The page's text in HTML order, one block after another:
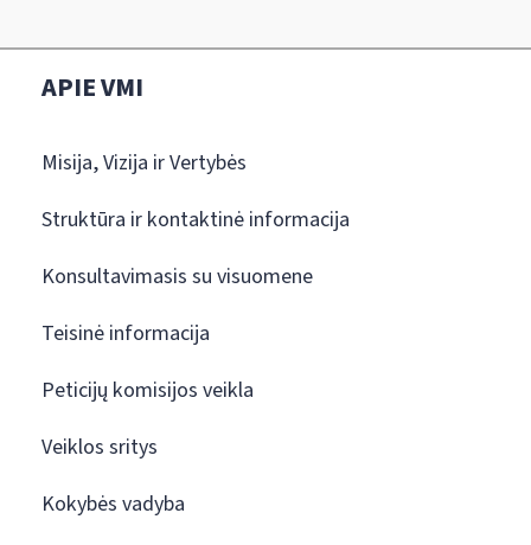
APIE VMI
Misija, Vizija ir Vertybės
Struktūra ir kontaktinė informacija
Konsultavimasis su visuomene
Teisinė informacija
Peticijų komisijos veikla
Veiklos sritys
Kokybės vadyba